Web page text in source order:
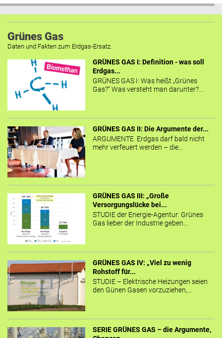
Grünes Gas
Daten und Fakten zum Erdgas-Ersatz.
GRÜNES GAS I: Definition - was soll
Erdgas...
GRÜNES GAS I: Was heißt „Grünes
Gas?“ Was versteht man darunter?...
GRÜNES GAS II: Die Argumente der...
ARGUMENTE Erdgas darf bald nicht
mehr verfeuert werden – die...
GRÜNES GAS III: „Große
Versorgungslücke bei...
STUDIE der Energie-Agentur: Grünes
Gas lieber der Industrie geben...
GRÜNES GAS IV: „Viel zu wenig
Rohstoff für...
STUDIE – Elektrische Heizungen seien
den Günen Gasen vorzuziehen,...
SERIE GRÜNES GAS – die Argumente,